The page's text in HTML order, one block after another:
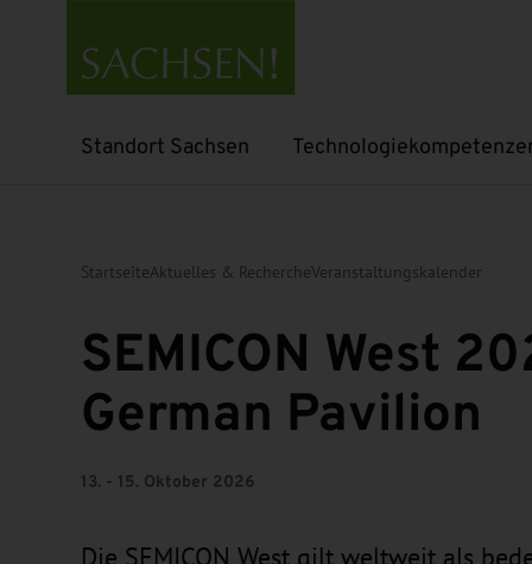
Standort Sachsen
Untermenü öffnen Untermenü öffnen
StartseiteAktuelles & RechercheVeranstaltungskalender
SEMICON West
German Pavilion
13. - 15. Oktober 2026
Die SEMICON West gilt weltweit als